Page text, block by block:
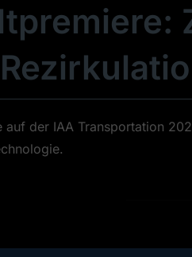
auf der IAA Transportation